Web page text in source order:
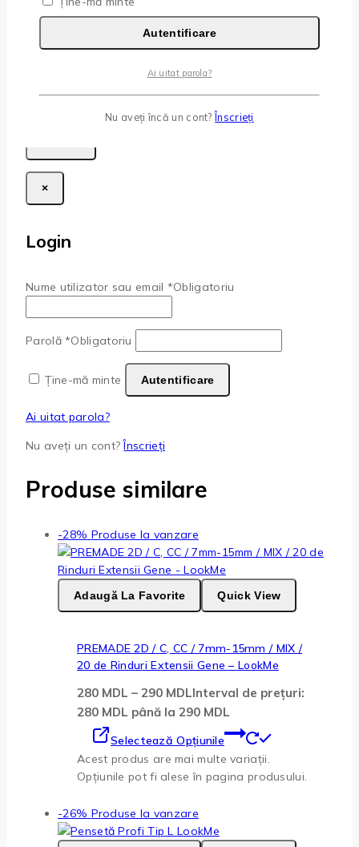
Numele
×
Login
Nume utilizator sau email *Obligatoriu
Parolă*Obligatoriu
Ține-mă minte Autentificare
Ai uitat parola?
Nu aveți un cont?Înscrieți
Produse similare
-28% Produse la vanzare
Adaugă La Favorite Quick View
PREMADE 2D / C, CC / 7mm-15mm / MIX /
20 de Rinduri Extensii Gene – LookMe
280 MDL – 290 MDLInterval de prețuri:
280 MDL până la 290 MDL
Selectează Opțiunile
Acest produs are mai multe variații.
Opțiunile pot fi alese în pagina produsului.
-26% Produse la vanzare
Autentificare
Ai uitat parola?
Nu aveți încă un cont?Înscrieți